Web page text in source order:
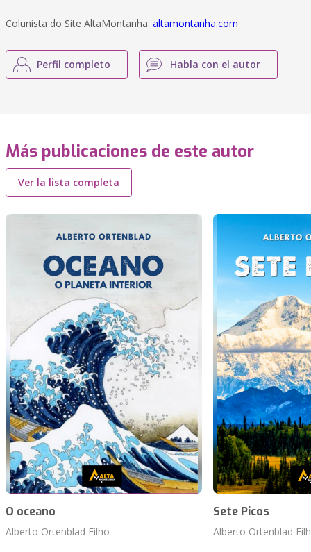
Colunista do Site AltaMontanha: altamontanha.com
Perfil completo Habla con el autor
Más publicaciones de este autor
Ver la lista completa
O oceano
Alberto Ortenblad Filho
Sete Picos
Alberto Ortenblad